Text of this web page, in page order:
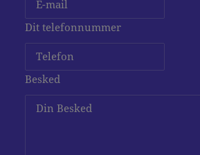
Dit telefonnummer
Besked